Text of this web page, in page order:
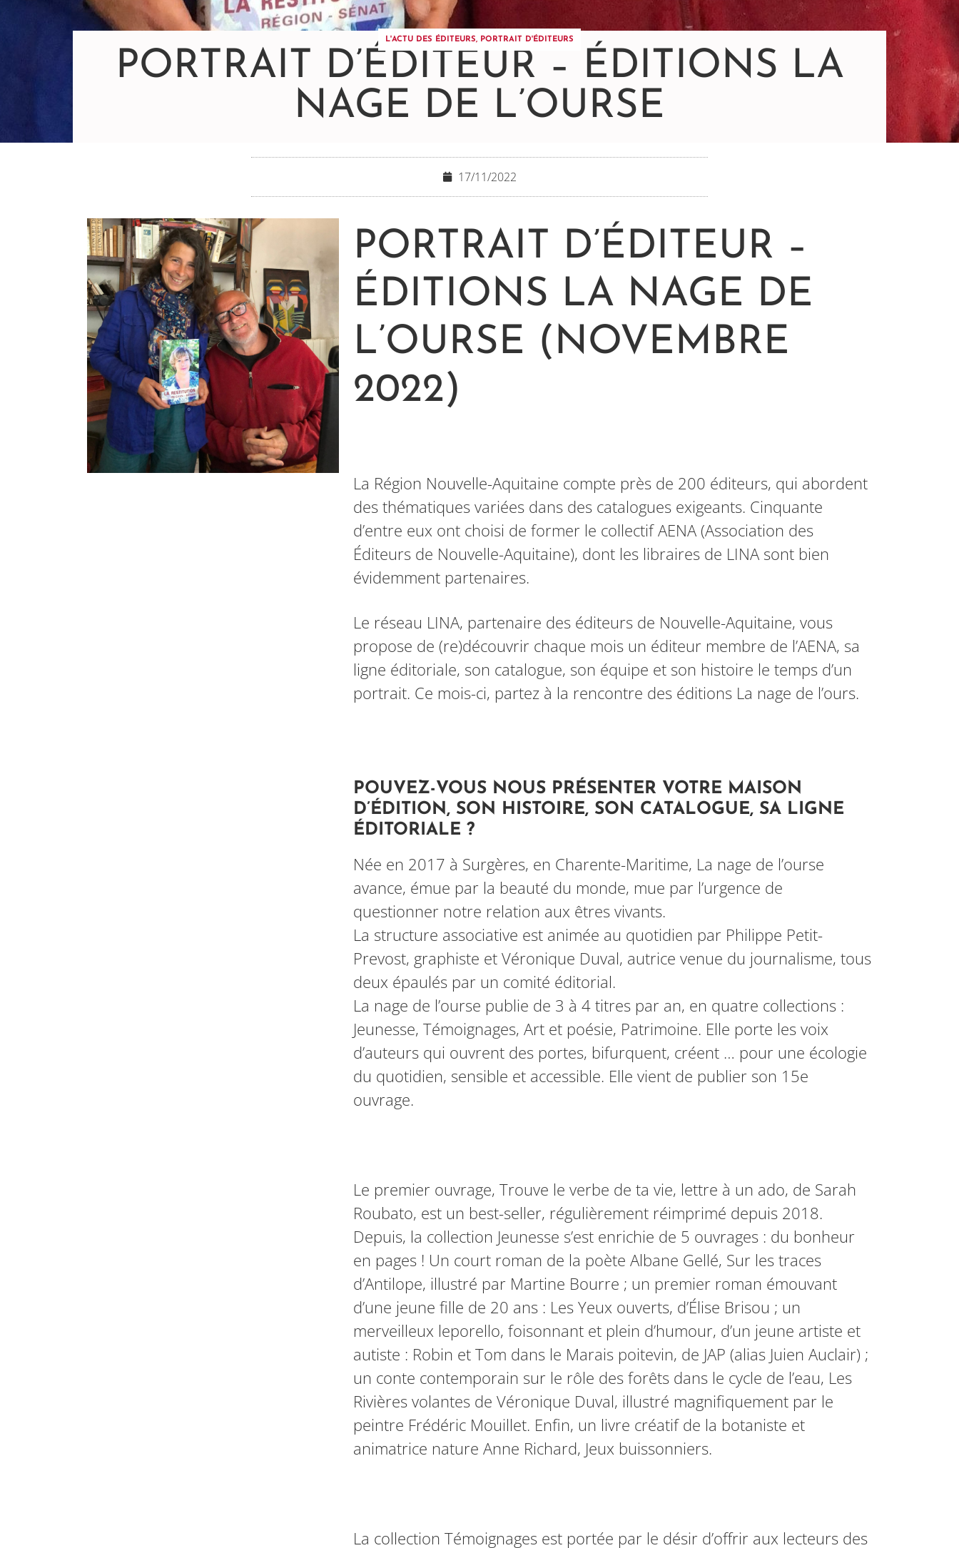
L'ACTU DES ÉDITEURS, PORTRAIT D'ÉDITEURS
PORTRAIT D’ÉDITEUR – ÉDITIONS LA
NAGE DE L’OURSE
17/11/2022
PORTRAIT D’ÉDITEUR –
ÉDITIONS LA NAGE DE
L’OURSE (NOVEMBRE
2022)
La Région Nouvelle-Aquitaine compte près de 200 éditeurs, qui abordent
des thématiques variées dans des catalogues exigeants. Cinquante
d’entre eux ont choisi de former le collectif AENA (Association des
Éditeurs de Nouvelle-Aquitaine), dont les libraires de LINA sont bien
évidemment partenaires.
Le réseau LINA, partenaire des éditeurs de Nouvelle-Aquitaine, vous
propose de (re)découvrir chaque mois un éditeur membre de l’AENA, sa
ligne éditoriale, son catalogue, son équipe et son histoire le temps d’un
portrait. Ce mois-ci, partez à la rencontre des éditions La nage de l’ours.
POUVEZ-VOUS NOUS PRÉSENTER VOTRE MAISON
D’ÉDITION, SON HISTOIRE, SON CATALOGUE, SA LIGNE
ÉDITORIALE ?
Née en 2017 à Surgères, en Charente-Maritime, La nage de l’ourse
avance, émue par la beauté du monde, mue par l’urgence de
questionner notre relation aux êtres vivants.
La structure associative est animée au quotidien par Philippe Petit-
Prevost, graphiste et Véronique Duval, autrice venue du journalisme, tous
deux épaulés par un comité éditorial.
La nage de l’ourse publie de 3 à 4 titres par an, en quatre collections :
Jeunesse, Témoignages, Art et poésie, Patrimoine. Elle porte les voix
d’auteurs qui ouvrent des portes, bifurquent, créent … pour une écologie
du quotidien, sensible et accessible. Elle vient de publier son 15e
ouvrage.
Le premier ouvrage, Trouve le verbe de ta vie, lettre à un ado, de Sarah
Roubato, est un best-seller, régulièrement réimprimé depuis 2018.
Depuis, la collection Jeunesse s’est enrichie de 5 ouvrages : du bonheur
en pages ! Un court roman de la poète Albane Gellé, Sur les traces
d’Antilope, illustré par Martine Bourre ; un premier roman émouvant
d’une jeune fille de 20 ans : Les Yeux ouverts, d’Élise Brisou ; un
merveilleux leporello, foisonnant et plein d’humour, d’un jeune artiste et
autiste : Robin et Tom dans le Marais poitevin, de JAP (alias Juien Auclair) ;
un conte contemporain sur le rôle des forêts dans le cycle de l’eau, Les
Rivières volantes de Véronique Duval, illustré magnifiquement par le
peintre Frédéric Mouillet. Enfin, un livre créatif de la botaniste et
animatrice nature Anne Richard, Jeux buissonniers.
La collection Témoignages est portée par le désir d’offrir aux lecteurs des